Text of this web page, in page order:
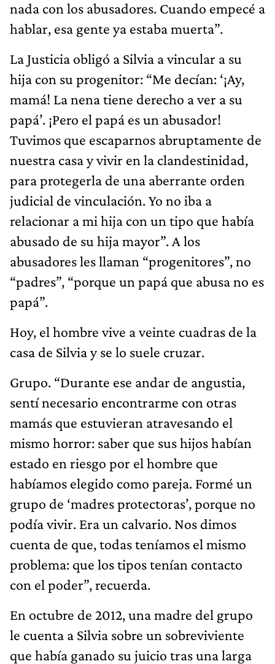
nada con los abusadores. Cuando empecé a
hablar, esa gente ya estaba muerta”.
La Justicia obligó a Silvia a vincular a su
hija con su progenitor: “Me decían: ‘¡Ay,
mamá! La nena tiene derecho a ver a su
papá’. ¡Pero el papá es un abusador!
Tuvimos que escaparnos abruptamente de
nuestra casa y vivir en la clandestinidad,
para protegerla de una aberrante orden
judicial de vinculación. Yo no iba a
relacionar a mi hija con un tipo que había
abusado de su hija mayor”. A los
abusadores les llaman “progenitores”, no
“padres”, “porque un papá que abusa no es
papá”.
Hoy, el hombre vive a veinte cuadras de la
casa de Silvia y se lo suele cruzar.
Grupo. “Durante ese andar de angustia,
sentí necesario encontrarme con otras
mamás que estuvieran atravesando el
mismo horror: saber que sus hijos habían
estado en riesgo por el hombre que
habíamos elegido como pareja. Formé un
grupo de ‘madres protectoras’, porque no
podía vivir. Era un calvario. Nos dimos
cuenta de que, todas teníamos el mismo
problema: que los tipos tenían contacto
con el poder”, recuerda.
En octubre de 2012, una madre del grupo
le cuenta a Silvia sobre un sobreviviente
que había ganado su juicio tras una larga